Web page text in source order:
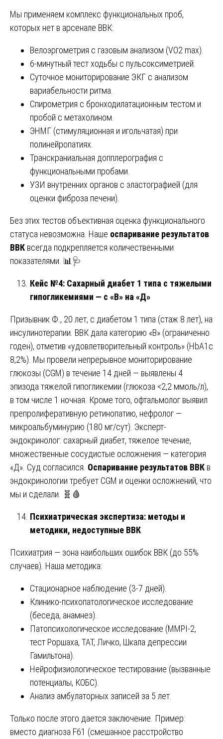
Мы применяем комплекс функциональных проб,
которых нет в арсенале ВВК:
Велоэргометрия с газовым анализом (VO2 max).
6-минутный тест ходьбы с пульсоксиметрией.
Суточное мониторирование ЭКГ с анализом
вариабельности ритма.
Спирометрия с бронходилатационным тестом и
пробой с метахолином.
ЭНМГ (стимуляционная и игольчатая) при
полинейропатиях.
Транскраниальная допплерография с
функциональными пробами.
УЗИ внутренних органов с эластографией (для
оценки фиброза печени).
Без этих тестов объективная оценка функционального
статуса невозможна. Наше оспаривание результатов
ВВК всегда подкрепляется количественными
показателями. 📊🩺
Кейс №4: Сахарный диабет 1 типа с тяжелыми
гипогликемиями — с «В» на «Д»
Призывник Ф., 20 лет, с диабетом 1 типа (стаж 8 лет), на
инсулинотерапии. ВВК дала категорию «В» (ограниченно
годен), отметив «удовлетворительный контроль» (HbA1c
8,2%). Мы провели непрерывное мониторирование
глюкозы (CGM) в течение 14 дней — выявлены 4
эпизода тяжелой гипогликемии (глюкоза <2,2 ммоль/л),
в том числе 1 ночная. Кроме того, офтальмолог выявил
препролиферативную ретинопатию, нефролог —
микроальбуминурию (180 мг/сут). Эксперт-
эндокринолог: сахарный диабет, тяжелое течение,
множественные сосудистые осложнения — категория
«Д». Суд согласился. Оспаривание результатов ВВК в
эндокринологии требует CGM и оценки осложнений, что
мы и сделали. 🧬🩸
Психиатрическая экспертиза: методы и
методики, недоступные ВВК
Психиатрия — зона наибольших ошибок ВВК (до 55%
случаев). Наша методика:
Стационарное наблюдение (3-7 дней).
Клинико-психопатологическое исследование
(беседа, анамнез).
Патопсихологическое исследование (MMPI-2,
тест Роршаха, ТАТ, Личко, Шкала депрессии
Гамильтона).
Нейрофизиологическое тестирование (вызванные
потенциалы, КОБС).
Анализ амбулаторных записей за 5 лет.
Только после этого дается заключение. Пример:
вместо диагноза F61 (смешанное расстройство